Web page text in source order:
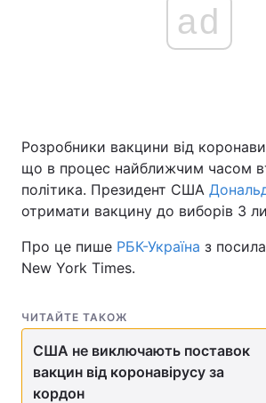
Головна Війна
Україна Політика
Спорт Наука
Техно і зв'язок Лайт
ad
Розробники вакцини від
що в процес найближчим часом
політика. Президент США
отримати вакцину до виборів 3
Про це пише РБК-Україна з
New York Times.
ЧИТАЙТЕ ТАКОЖ
США не виключають поставок
вакцин від коронавірусу за
кордон